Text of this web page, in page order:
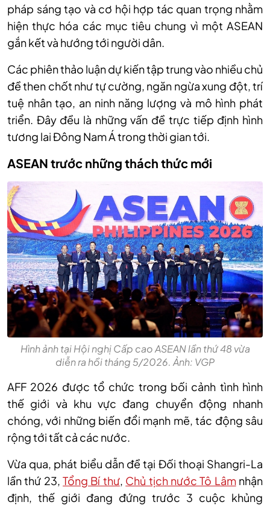
pháp sáng tạo và cơ hội hợp tác quan trọng nhằm
hiện thực hóa các mục tiêu chung vì một ASEAN
gắn kết và hướng tới người dân.
Các phiên thảo luận dự kiến tập trung vào nhiều chủ
đề then chốt như tự cường, ngăn ngừa xung đột, trí
tuệ nhân tạo, an ninh năng lượng và mô hình phát
triển. Đây đều là những vấn đề trực tiếp định hình
tương lai Đông Nam Á trong thời gian tới.
ASEAN trước những thách thức mới
Hình ảnh tại Hội nghị Cấp cao ASEAN lần thứ 48 vừa
diễn ra hồi tháng 5/2026. Ảnh: VGP
AFF 2026 được tổ chức trong bối cảnh tình hình
thế giới và khu vực đang chuyển động nhanh
chóng, với những biến đổi mạnh mẽ, tác động sâu
rộng tới tất cả các nước.
Vừa qua, phát biểu dẫn đề tại Đối thoại Shangri-La
lần thứ 23,Tổng Bí thư, Chủ tịch nước Tô Lâmnhận
định, thế giới đang đứng trước 3 cuộc khủng